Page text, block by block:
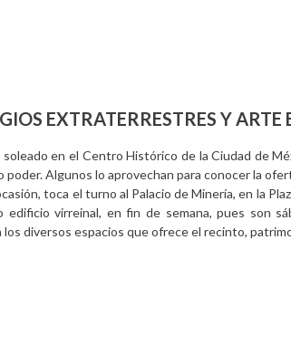
EXTRATERRESTRES Y
soleado en el Centro Histórico de la Ciudad de
poder. Algunos lo aprovechan para conocer la
toca el turno al Palacio de Minería, en la
edificio virreinal, en fin de semana, pues son
los diversos espacios que ofrece el recinto,